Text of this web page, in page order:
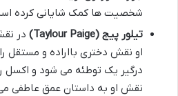
شخصیت ها کمک شایانی کرده
تیلور پیج (Taylour Paige)
در
او نقش دختری بااراده و مستقل
درگیر یک توطئه می شود و اکسل
نقش او به داستان عمق عاطفی